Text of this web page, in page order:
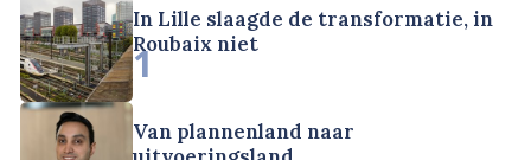
In Lille slaagde de transformatie, in
Roubaix niet
1
Van plannenland naar